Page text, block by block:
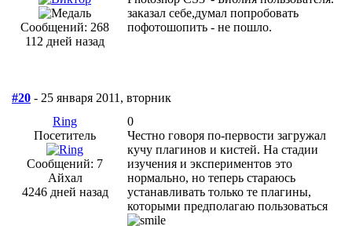
Сообщений: 268
112 дней назад
заказал себе,думал попробовать
пофотошопить - не пошло.
#20 - 25 января 2011, вторник
Ring
Посетитель
Сообщений: 7
Айхал
4246 дней назад
0
Честно говоря по-первости загружал
кучу плагинов и кистей. На стадии
изучения и экспериментов это
нормально, но теперь стараюсь
устанавливать только те плагины,
которыми предполагаю пользоваться